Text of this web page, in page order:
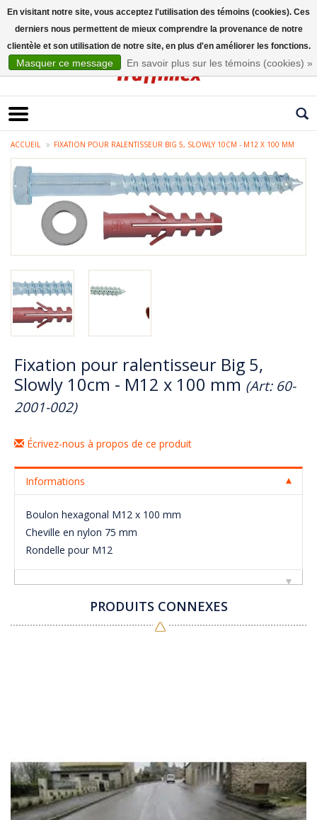
ACCUEIL FIXATION POUR RALENTISSEUR BIG 5, SLOWLY 10CM - M12 X 100 MM
Fixation pour ralentisseur Big 5,
Slowly 10cm - M12 x 100 mm (Art: 60-
2001-002)
Écrivez-nous à propos de ce produit
Informations
Boulon hexagonal M12 x 100 mm
Cheville en nylon 75 mm
Rondelle pour M12
PRODUITS CONNEXES
En visitant notre site, vous acceptez l'utilisation des témoins (cookies). Ces
derniers nous permettent de mieux comprendre la provenance de notre
clientèle et son utilisation de notre site, en plus d'en améliorer les fonctions.
Masquer ce message En savoir plus sur les témoins (cookies) »